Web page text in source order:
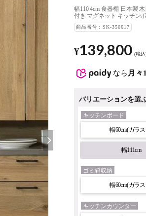
幅110.4cm 食器棚 日本製
付き マグネット キッチン
商品番号 SK-350617
なら 月々
¥139,800 税込
バリエーションを選
キッチンボード
幅60cm(ガラ
幅111cm
ゴミ箱収納
幅60cm(ガラ
キッチンカウンター